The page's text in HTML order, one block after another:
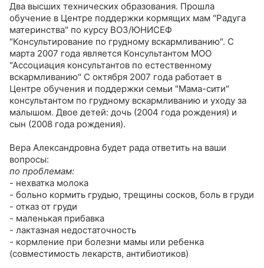
Два высших технических образования. Прошла
обучение в Центре поддержки кормящих мам "Радуга
материнства" по курсу ВОЗ/ЮНИСЕФ
"Консультирование по грудному вскармливанию". С
марта 2007 года является Консультантом МОО
"Ассоциация консультантов по естественному
вскармливанию" С октября 2007 года работает в
Центре обучения и поддержки семьи "Мама-сити"
консультантом по грудному вскармливанию и уходу за
малышом. Двое детей: дочь (2004 года рождения) и
сын (2008 года рождения).
Вера Александровна будет рада ответить на ваши
вопросы:
по проблемам:
- нехватка молока
- больно кормить грудью, трещины сосков, боль в груди
- отказ от груди
- маленькая прибавка
- лактазная недостаточность
- кормление при болезни мамы или ребенка
(совместимость лекарств, антибиотиков)